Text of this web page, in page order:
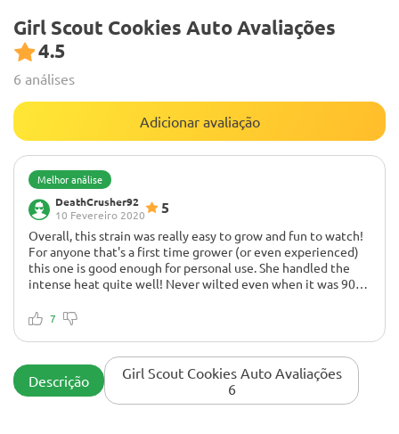
Girl Scout Cookies Auto Avaliações
4.5
6 análises
Adicionar avaliação
Melhor análise
DeathCrusher92
10 Fevereiro 2020
5
Overall, this strain was really easy to grow and fun to watch!
For anyone that's a first time grower (or even experienced)
this one is good enough for personal use. She handled the
intense heat quite well! Never wilted even when it was 90
outcome!
2 thumbs up! It took 5 minutes to feel the effects of my high.
down a lot, so I won't be smoking this while I'm out and
about. I even zoned out while I was typing this. Overall, I
really love this strain and the feelings of bliss coming from
7
Descrição
Girl Scout Cookies Auto Avaliações
6